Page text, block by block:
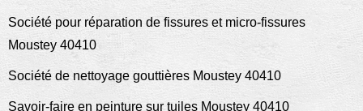
Société pour réparation de fissures et micro-fissures
Moustey 40410
Société de nettoyage gouttières Moustey 40410
Savoir-faire en peinture sur tuiles Moustey 40410